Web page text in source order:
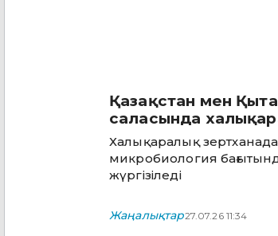
Қазақстан мен
саласында
Халықаралық зертханада
микробиология
жүргізіледі
Жаңалықтар27.07.26 11:34